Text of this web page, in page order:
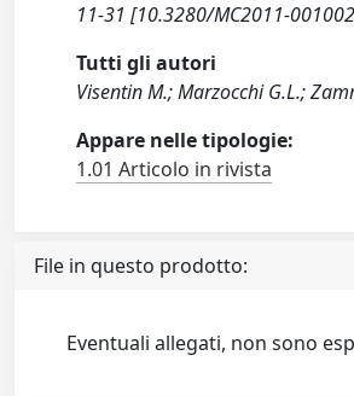
11-31 [10.3280/MC2011-
Tutti gli autori
Visentin M.; Marzocchi G.L.;
Appare nelle tipologie:
1.01 Articolo in rivista
File in questo prodotto:
Eventuali allegati, non sono